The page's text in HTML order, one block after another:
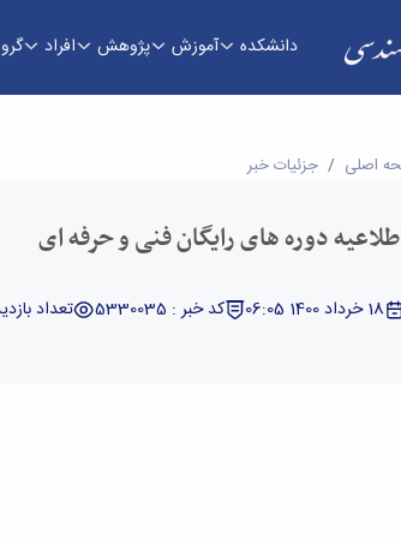
دانشکده آموزش پژوهش افراد
و حرفه ای - دانشکده فنی و مهندسیاصلی جزئیات خبر
دوره های رایگان فنی و حرفه ای
18 خرداد 1400 06:05 کد خبر : 5330035 تعداد بازدید :